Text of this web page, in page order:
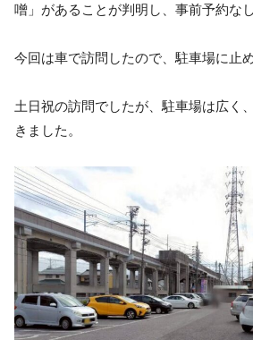
噌」があることが判明し、事前予約な
今回は車で訪問したので、駐車場に止め
土日祝の訪問でしたが、駐車場は広く
きました。